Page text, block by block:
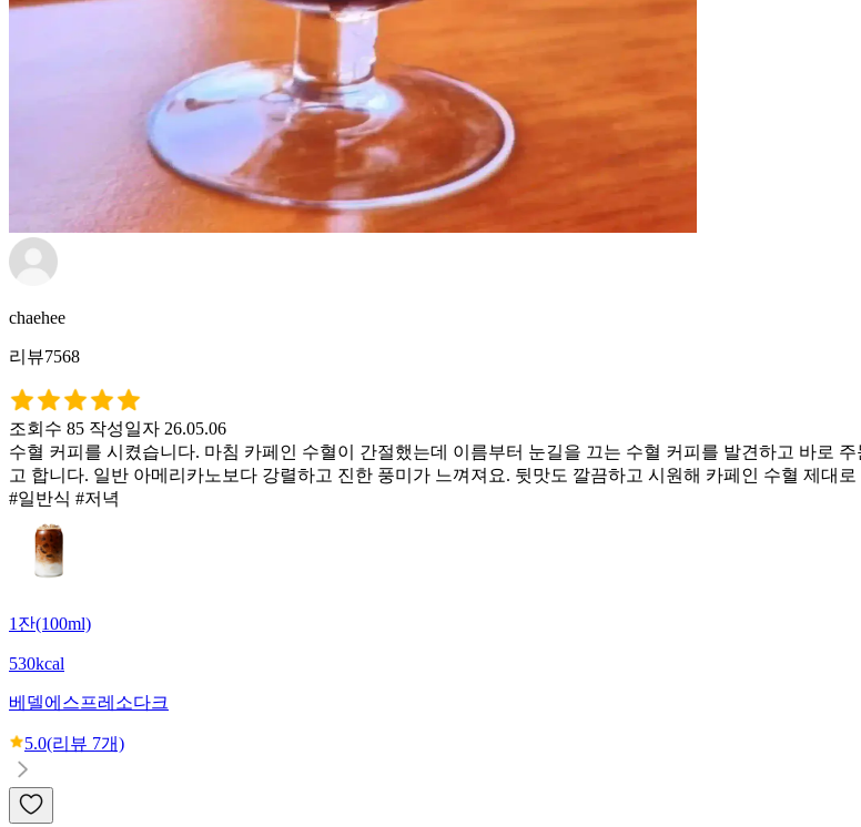
chaehee
리뷰7568
조회수 85 작성일자 26.05.06
수혈 커피를 시켰습니다. 마침 카페인 수혈이 간절했는데 이름부터 눈길을 끄는 수혈 커피를 발견하고 바로
고 합니다. 일반 아메리카노보다 강렬하고 진한 풍미가 느껴져요. 뒷맛도 깔끔하고 시원해 카페인 수혈 제대로
#일반식 #저녁
1잔(100ml)
530kcal
베델에스프레소다크
5.0(리뷰 7개)